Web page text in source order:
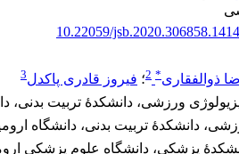
10.22059/jsb.2020.306858.1414
ذوالفقاری*
2؛ فیروز قادری پاکدل3
ورزشی، دانشکدۀ تربیت بدنی،
دانشکدۀ تربیت بدنی، دانشگاه
پزشکی، دانشگاه علوم پزشکی